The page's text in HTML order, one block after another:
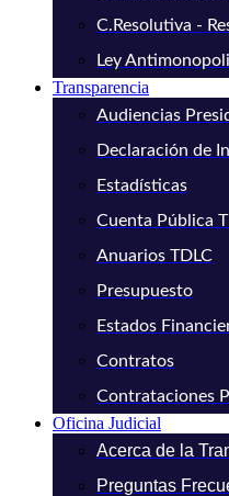
C.Resolutiva -
Ley
Transparencia
Audiencias
Declaración de
Estadísticas
Cuenta Pública
Anuarios TDLC
Presupuesto
Estados
Contratos
Contrataciones
Oficina Judicial
Acerca de la
Preguntas